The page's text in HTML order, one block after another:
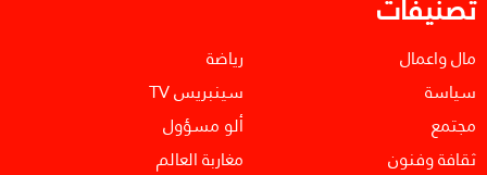
مال واعمال
سياسة
مجتمع
ثقافة وفنون
رياضة
سينبريس TV
ألو مسؤول
مغاربة العالم